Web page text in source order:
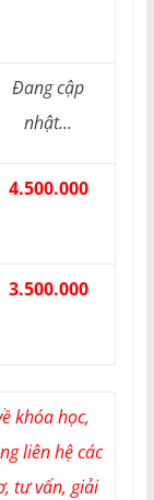
Đang cập
nhật...
4.500.000
3.500.000
khóa học,
liên hệ các
tư vấn, giải